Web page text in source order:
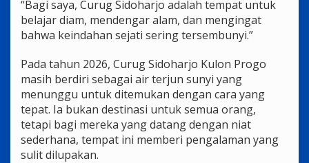
“Bagi saya, Curug Sidoharjo adalah tempat untuk
belajar diam, mendengar alam, dan mengingat
bahwa keindahan sejati sering tersembunyi.”
Pada tahun 2026, Curug Sidoharjo Kulon Progo
masih berdiri sebagai air terjun sunyi yang
menunggu untuk ditemukan dengan cara yang
tepat. Ia bukan destinasi untuk semua orang,
tetapi bagi mereka yang datang dengan niat
sederhana, tempat ini memberi pengalaman yang
sulit dilupakan.